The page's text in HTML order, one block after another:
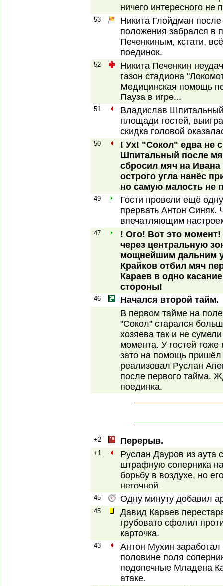
ничего интересного не
53
Никита Глойдман
положения забрался в
Печенкиным, кстати,
поединок.
52
Никита Печенкин
газон стадиона
Медицинская помощь
Пауза в игре...
51
Владислав
площади гостей,
скидка головой
50
! Ух! "Сокол" едва не
Шпитальный после
сбросил мяч на Ивана
острого угла нанёс
но самую малость не
49
Гости провели ещё
прервать Антон
впечатляющим
47
! Ого! Вот это
через центральную
мощнейшим дальним
Крайков отбил мяч
Караев в одно
стороны!
46
Начался второй тайм.
В первом тайме на
"Сокол" старался
хозяева так и не
момента. У гостей
зато на помощь пришёл
реализовал Руслан
после первого тайма.
поединка.
+2 Перерыв.
+1
Руслан Дауров из аута
штрафную соперника
борьбу в воздухе, но
неточной.
45 Одну минуту добавил
45
Давид Караев
грубовато сфолил
карточка.
43
Антон Мухин
половине поля
подопечные Младена
атаке.